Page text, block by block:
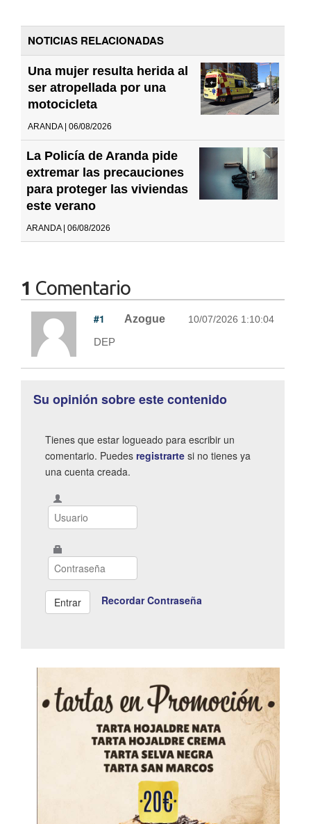
NOTICIAS RELACIONADAS
Una mujer resulta herida al
ser atropellada por una
motocicleta
ARANDA | 06/08/2026
La Policía de Aranda pide
extremar las precauciones
para proteger las viviendas
este verano
ARANDA | 06/08/2026
1 Comentario
#1 Azogue 10/07/2026 1:10:04
DEP
Su opinión sobre este contenido
Tienes que estar logueado para escribir un
comentario. Puedes registrarte si no tienes ya
una cuenta creada.
Recordar Contraseña